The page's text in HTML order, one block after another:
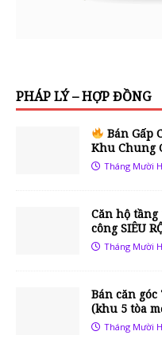
PHÁP LÝ – HỢP ĐỒNG
Bán Gấp
Khu Chung
Tháng Mười
Căn hộ
công SIÊU
Tháng Mười
Bán căn góc
(khu 5 tòa
Tháng Mười